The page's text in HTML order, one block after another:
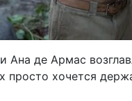
Ана де Армас
просто хочется